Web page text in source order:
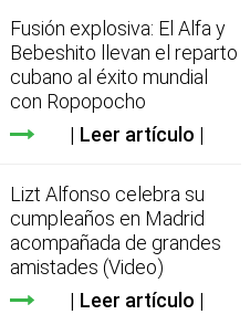
Fusión explosiva: El Alfa y
Bebeshito llevan el reparto
cubano al éxito mundial
con Ropopocho
Leer artículo
Lizt Alfonso celebra su
cumpleaños en Madrid
acompañada de grandes
amistades (Video)
Leer artículo